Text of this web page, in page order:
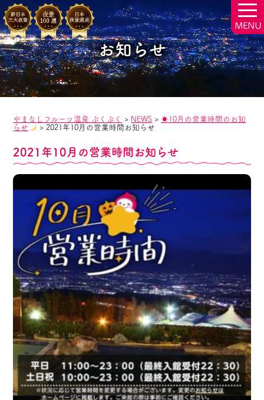
お知らせ
やまなしフルーツ温泉 ぷくぷく > NEWS >☀10月の営業時間のお知
らせ
> 2021年10月の営業時間お知らせ
2021年10月の営業時間お知らせ